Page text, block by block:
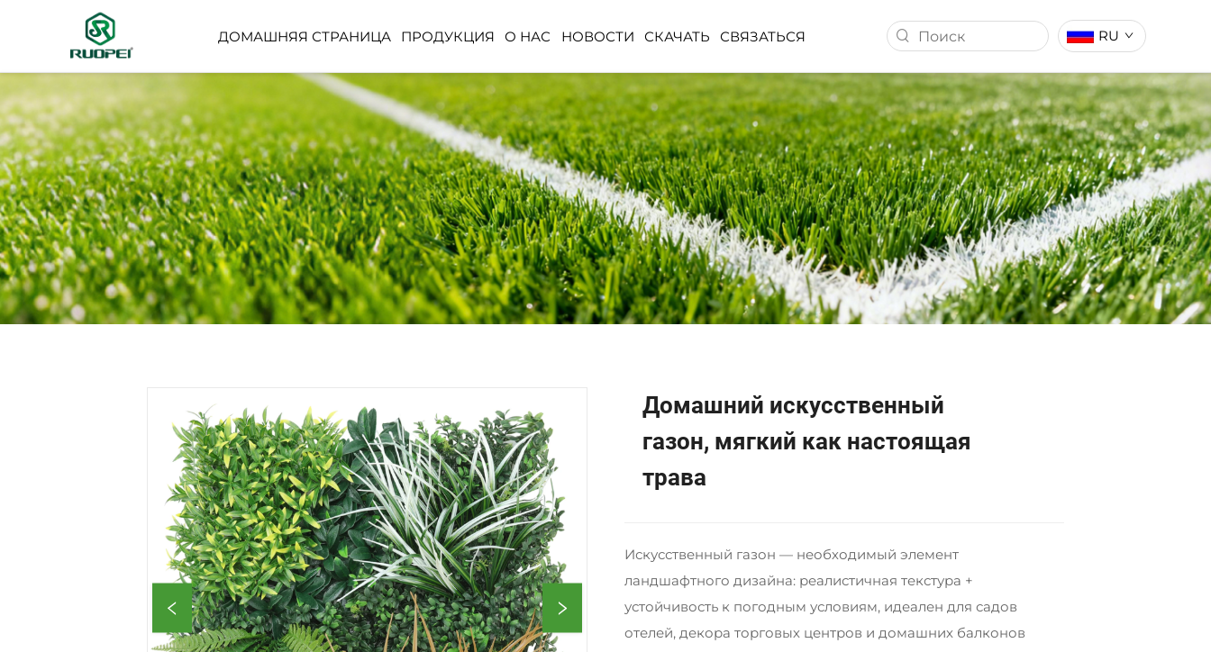
ДОМАШНЯЯ СТРАНИЦА ПРОДУКЦИЯ
ИСКУССТВЕННОЕ ДЕРЕВО
РАСТЕНИЕ ДЛЯ НАЗЕМНОЙ
ПОСАДКИ
ШАР ИЗ ИСКУССТВЕННОЙ
ТРАВЫ
ИСКУССТВЕННЫЙ ГАЗОН
НЕБОЛЬШОЕ ГОРШЕЧНОЕ
РАСТЕНИЕ
КОРЗИНА ИЗ
ИСКУССТВЕННЫХ ЦВЕТОВ
О НАС НОВОСТИ СКАЧАТЬ СВЯЗАТЬСЯ RU
Домашний искусственный
газон, мягкий как настоящая
трава
Искусственный газон — необходимый элемент
ландшафтного дизайна: реалистичная текстура +
устойчивость к погодным условиям, идеален для садов
отелей, декора торговых центров и домашних балконов